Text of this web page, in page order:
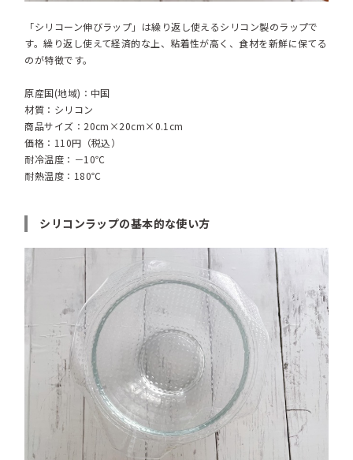
「シリコーン伸びラップ」は繰り返し使えるシリコン製のラップで
す。繰り返し使えて経済的な上、粘着性が高く、食材を新鮮に保てる
のが特徴です。
原産国(地域)：中国
材質：シリコン
商品サイズ：20cm×20cm×0.1cm
価格：110円（税込）
耐冷温度：－10℃
耐熱温度：180℃
シリコンラップの基本的な使い方